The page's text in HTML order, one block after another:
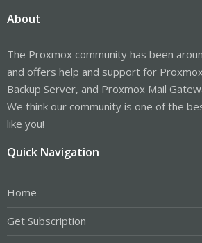
About
The Proxmox community has been
and offers help and support for
Backup Server, and Proxmox Mail
We think our community is one of the
like you!
Quick Navigation
Home
Get Subscription